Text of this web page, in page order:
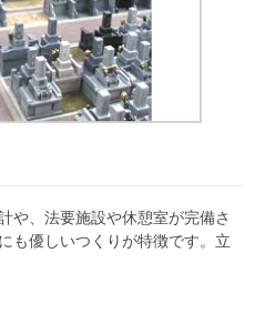
や、法要施設や休憩室が完備さ
も優しいつくりが特徴です。立